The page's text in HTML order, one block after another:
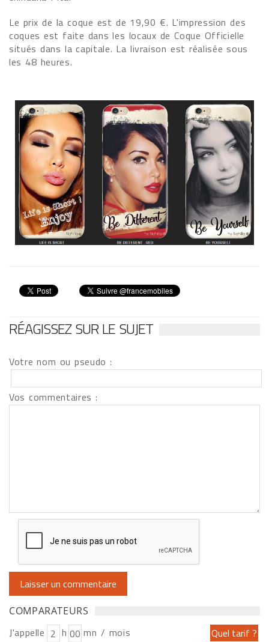
Le prix de la coque est de 19,90 €. L'impression des
coques est faite dans les locaux de Coque Officielle
situés dans la capitale. La livraison est réalisée sous
les 48 heures.
RÉAGISSEZ SUR LE SUJET
Votre nom ou pseudo :
Vos commentaires :
COMPARATEURS
J'appelle h
mn / mois